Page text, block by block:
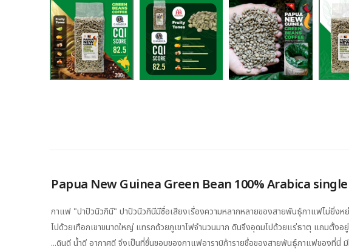
Papua New Guinea Green Bean 100% Arabica
กาแฟ "ปาปัวนิวกินี" ปาปัวนิวกินีมีชื่อเสียงเรื่องความหลากหลายของสายพันธุ์กาแฟไม่ยิ่งห
ไปด้วยเทือกเขาขนาดใหญ่ แทรกด้วยภูเขาไฟจำนวนมาก ดินจึงอุดมไปด้วยแร่ธาตุ แถมตั้งอ
...ดินดี น้ำดี อากาศดี จึงเป็นที่ชื่นชอบของกาแฟอาราบิก้ารายชื่อของสายพันธุ์กาแฟของที่นี่